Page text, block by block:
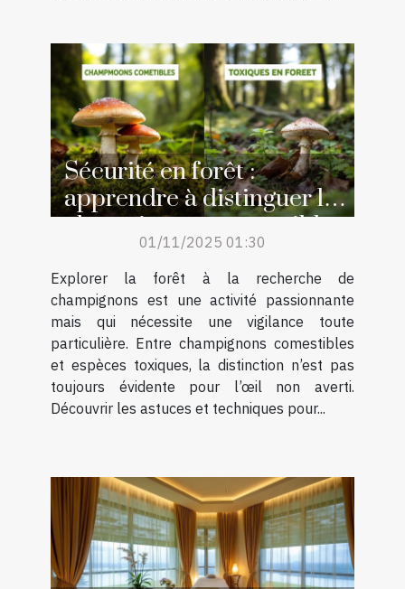
Sécurité en forêt :
apprendre à distinguer les
champignons comestibles
des toxiques01/11/2025 01:30
Explorer la forêt à la recherche de
champignons est une activité passionnante
mais qui nécessite une vigilance toute
particulière. Entre champignons comestibles
et espèces toxiques, la distinction n’est pas
toujours évidente pour l’œil non averti.
Découvrir les astuces et techniques pour...